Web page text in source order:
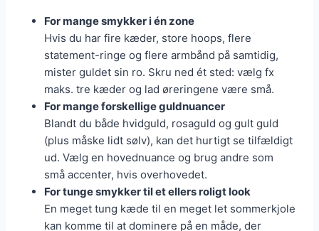
For mange smykker i én zone
Hvis du har fire kæder, store hoops, flere
statement-ringe og flere armbånd på samtidig,
mister guldet sin ro. Skru ned ét sted: vælg fx
maks. tre kæder og lad øreringene være små.
For mange forskellige guldnuancer
Blandt du både hvidguld, rosaguld og gult guld
(plus måske lidt sølv), kan det hurtigt se tilfældigt
ud. Vælg en hovednuance og brug andre som
små accenter, hvis overhovedet.
For tunge smykker til et ellers roligt look
En meget tung kæde til en meget let sommerkjole
kan komme til at dominere på en måde, der